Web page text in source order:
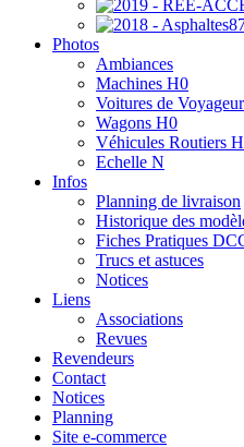
Photos
Ambiances
Machines H0
Voitures de
Wagons H0
Véhicules Routiers
Echelle N
Infos
Planning de livraison
Historique des
Fiches Pratiques
Trucs et astuces
Notices
Liens
Associations
Revues
Revendeurs
Contact
Notices
Planning
Site e-commerce